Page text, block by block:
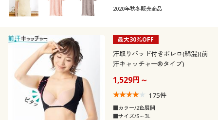
2020年秋冬販売商品
最大30％OFF
汗取りパッド付きボレロ(綿混)(前
汗キャッチャー®タイプ)
1,529円～
175件
■カラー/2色展開
■サイズ/S～3L